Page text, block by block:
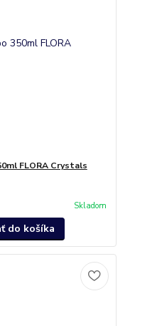
FLORA Crystals
Skladom
do košíka